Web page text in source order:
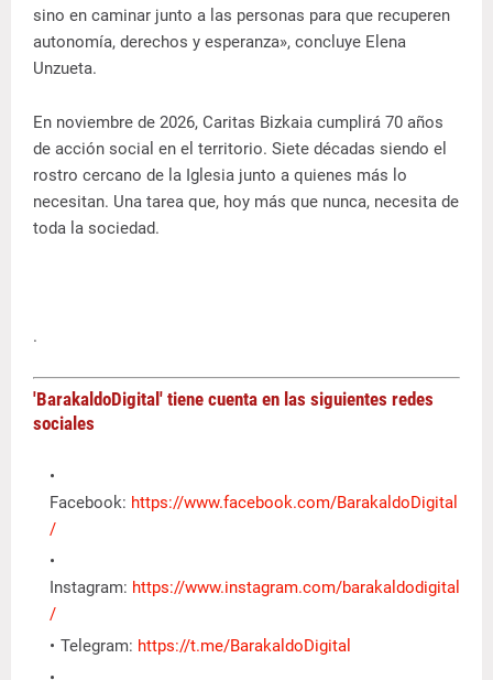
sino en caminar junto a las personas para que recuperen
autonomía, derechos y esperanza», concluye Elena
Unzueta.
En noviembre de 2026, Caritas Bizkaia cumplirá 70 años
de acción social en el territorio. Siete décadas siendo el
rostro cercano de la Iglesia junto a quienes más lo
necesitan. Una tarea que, hoy más que nunca, necesita de
toda la sociedad.
.
'BarakaldoDigital' tiene cuenta en las siguientes redes
sociales
Facebook: https://www.facebook.com/BarakaldoDigital
/
Instagram: https://www.instagram.com/barakaldodigital
/
Telegram: https://t.me/BarakaldoDigital